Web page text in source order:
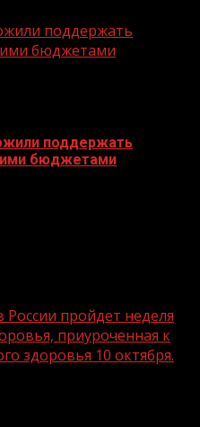
поддержать
бюджетами
поддержать
бюджетами
России пройдет неделя
приуроченная к
здоровья 10 октября.